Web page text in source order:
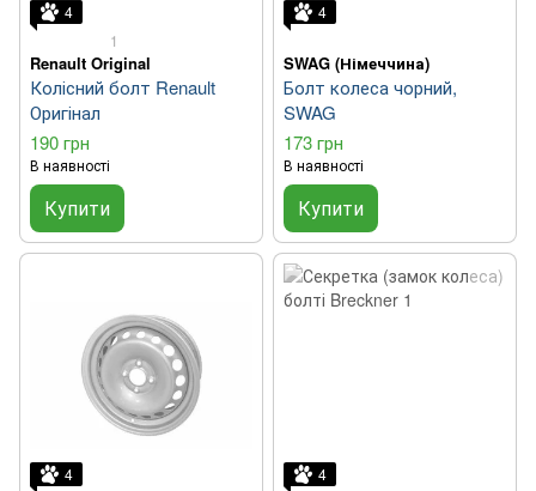
4
1
Renault Original
Колісний болт Renault
Оригінал
190 грн
В наявності
Купити
4
SWAG (Німеччина)
Болт колеса чорний,
SWAG
173 грн
В наявності
Купити
4
4